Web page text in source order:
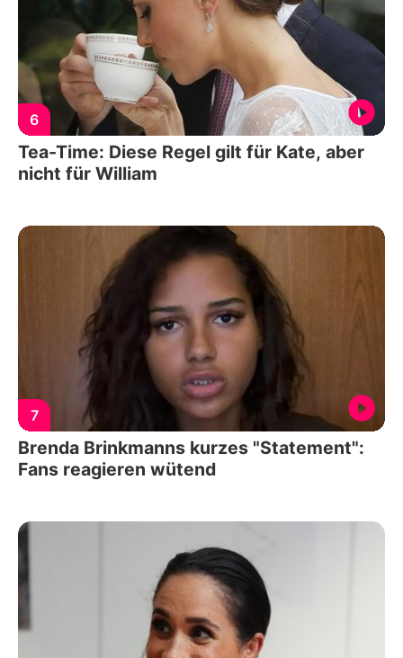
6
Tea-Time: Diese Regel gilt für Kate, aber
nicht für William
7
Brenda Brinkmanns kurzes "Statement":
Fans reagieren wütend